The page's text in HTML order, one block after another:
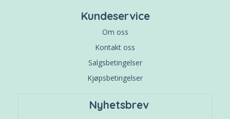
Kundeservice
Om oss
Kontakt oss
Salgsbetingelser
Kjøpsbetingelser
Nyhetsbrev